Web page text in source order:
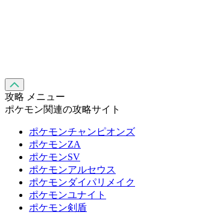
攻略 メニュー
ポケモン関連の攻略サイト
ポケモンチャンピオンズ
ポケモンZA
ポケモンSV
ポケモンアルセウス
ポケモンダイパリメイク
ポケモンユナイト
ポケモン剣盾